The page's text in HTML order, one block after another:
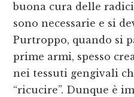
buona cura delle
sono necessarie e si
Purtroppo, quando si
prime armi, spesso
nei tessuti gengivali
“ricucire”. Dunque è